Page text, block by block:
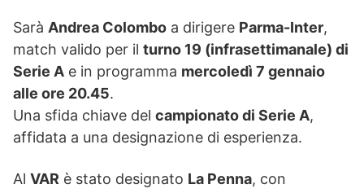
Sarà Andrea Colombo a dirigere Parma-Inter,
match valido per il turno 19 (infrasettimanale) di
Serie A e in programma mercoledì 7 gennaio
alle ore 20.45.
Una sfida chiave del campionato di Serie A,
affidata a una designazione di esperienza.
Al VAR è stato designato La Penna, con